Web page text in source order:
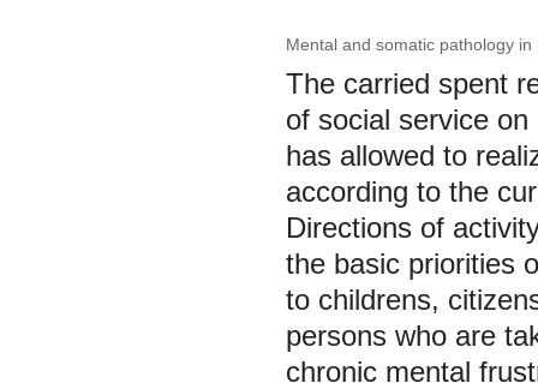
Mental and somatic pathology
The carried spent
of social service
has allowed to
according to the
Directions of
the basic priorities
to childrens,
persons who are
chronic mental